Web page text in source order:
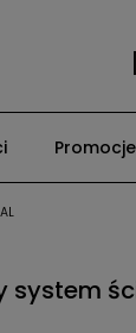
Promocje
system